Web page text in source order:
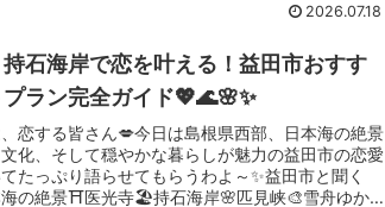
2026.07.18
持石海岸で恋を叶える！益田市おすす
ラン完全ガイド💖🌊🌸✨
恋する皆さん💋今日は島根県西部、日本海の絶景
化、そして穏やかな暮らしが魅力の益田市の恋愛
たっぷり語らせてもらうわよ～✨益田市と聞く
海の絶景⛩️医光寺🏖️持石海岸🌸匹見峡🎨雪舟ゆかり